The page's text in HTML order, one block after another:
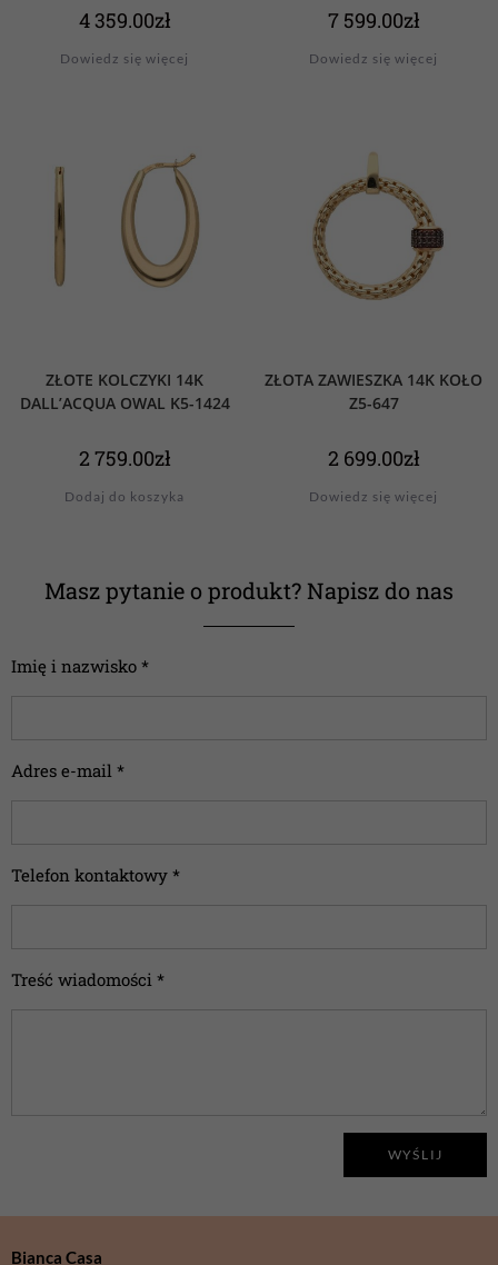
4 359.00zł
Dowiedz się więcej
7 599.00zł
Dowiedz się więcej
ZŁOTE KOLCZYKI 14K
DALL’ACQUA OWAL K5-1424
2 759.00zł
Dodaj do koszyka
ZŁOTA ZAWIESZKA 14K KOŁO
Z5-647
2 699.00zł
Dowiedz się więcej
Masz pytanie o produkt? Napisz do nas
Imię i nazwisko *
Adres e-mail *
Telefon kontaktowy *
Treść wiadomości *
WYŚLIJ
Bianca Casa